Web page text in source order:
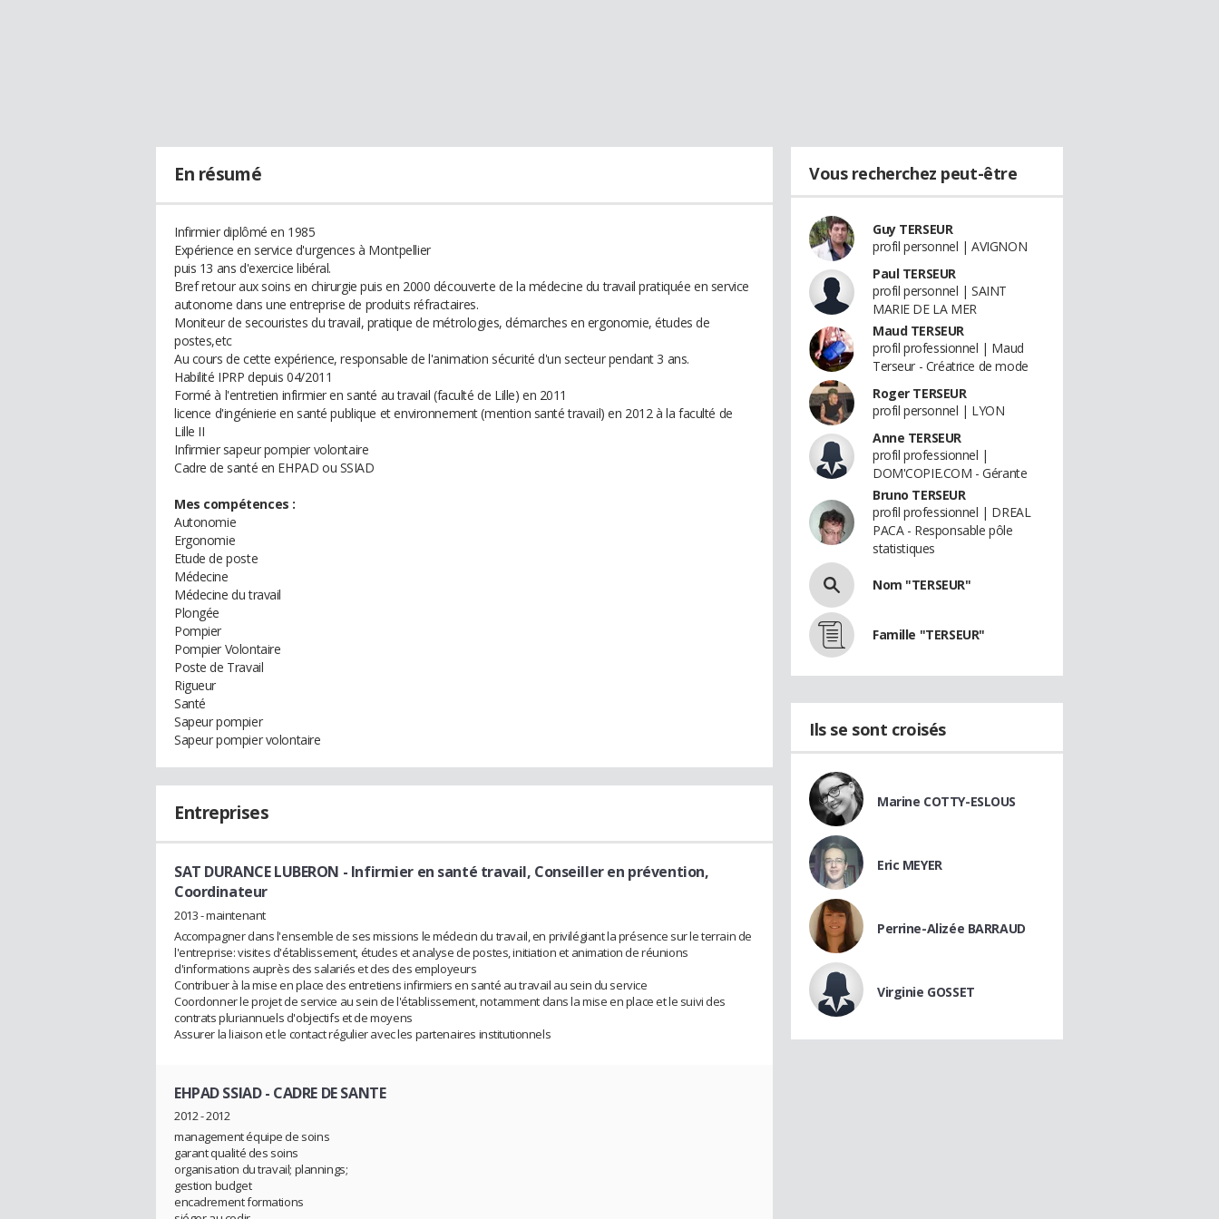
En résumé
Infirmier diplômé en 1985
Expérience en service d'urgences à Montpellier
puis 13 ans d'exercice libéral.
Bref retour aux soins en chirurgie puis en 2000 découverte de la médecine du travail pratiquée en service
autonome dans une entreprise de produits réfractaires.
Moniteur de secouristes du travail, pratique de métrologies, démarches en ergonomie, études de
postes,etc
Au cours de cette expérience, responsable de l'animation sécurité d'un secteur pendant 3 ans.
Habilité IPRP depuis 04/2011
Formé à l'entretien infirmier en santé au travail (faculté de Lille) en 2011
licence d'ingénierie en santé publique et environnement (mention santé travail) en 2012 à la faculté de
Lille II
Infirmier sapeur pompier volontaire
Cadre de santé en EHPAD ou SSIAD
Mes compétences :
Autonomie
Ergonomie
Etude de poste
Médecine
Médecine du travail
Plongée
Pompier
Pompier Volontaire
Poste de Travail
Rigueur
Santé
Sapeur pompier
Sapeur pompier volontaire
Entreprises
SAT DURANCE LUBERON - Infirmier en santé travail, Conseiller en prévention,
Coordinateur
2013 - maintenant
Accompagner dans l'ensemble de ses missions le médecin du travail, en privilégiant la présence sur le terrain de
l'entreprise: visites d'établissement, études et analyse de postes, initiation et animation de réunions
d'informations auprès des salariés et des des employeurs
Contribuer à la mise en place des entretiens infirmiers en santé au travail au sein du service
Coordonner le projet de service au sein de l'établissement, notamment dans la mise en place et le suivi des
contrats pluriannuels d'objectifs et de moyens
Assurer la liaison et le contact régulier avec les partenaires institutionnels
EHPAD SSIAD- CADRE DE SANTE
2012 - 2012
management équipe de soins
garant qualité des soins
organisation du travail; plannings;
gestion budget
encadrement formations
Vous recherchez peut-être
Guy TERSEUR
profil personnel | AVIGNON
Paul TERSEUR
profil personnel | SAINT
MARIE DE LA MER
Maud TERSEUR
profil professionnel | Maud
Terseur - Créatrice de mode
Roger TERSEUR
profil personnel | LYON
Anne TERSEUR
profil professionnel |
DOM'COPIE.COM - Gérante
Bruno TERSEUR
profil professionnel | DREAL
PACA - Responsable pôle
statistiques
Nom "TERSEUR"
Famille "TERSEUR"
Ils se sont croisés
Marine COTTY-ESLOUS
Eric MEYER
Perrine-Alizée BARRAUD
Virginie GOSSET